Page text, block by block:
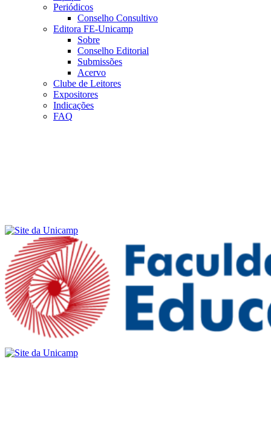
Periódicos
Conselho Consultivo
Editora FE-Unicamp
Sobre
Conselho Editorial
Submissões
Acervo
Clube de Leitores
Expositores
Indicações
FAQ